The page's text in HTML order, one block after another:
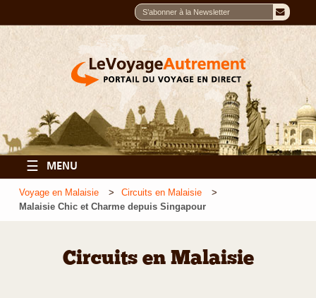
☰ MENU
Voyage en Malaisie
Circuits en Malaisie
Malaisie Chic et Charme depuis Singapour
Circuits en Malaisie